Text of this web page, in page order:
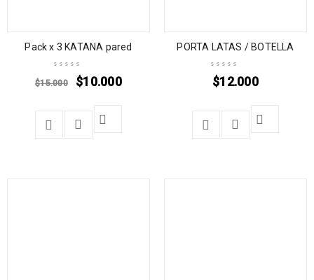
Pack x 3 KATANA pared
$15.000 $10.000
PORTA LATAS / BOTELLA
$12.000